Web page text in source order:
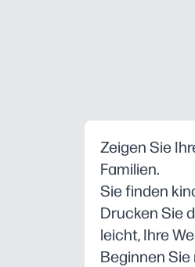
Zeigen Sie
Familien.
Sie finden
Drucken Sie
leicht, Ihre
Beginnen